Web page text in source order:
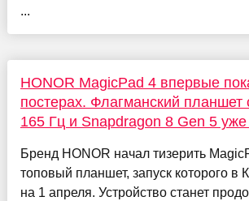
...
HONOR MagicPad 4 впервые
постерах. Флагманский планшет
165 Гц и Snapdragon 8 Gen 5
Бренд HONOR начал тизерить
топовый планшет, запуск которого в
на 1 апреля. Устройство станет